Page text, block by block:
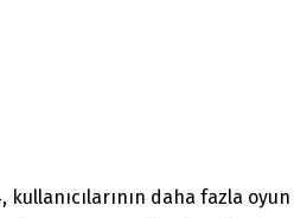
daha fazla